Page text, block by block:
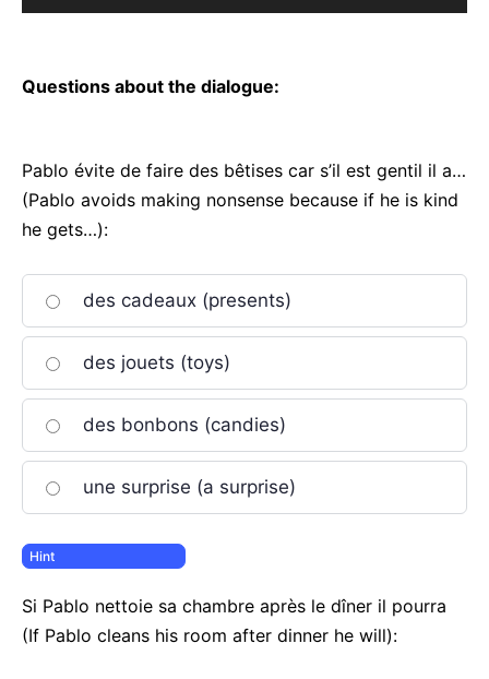
Player
Questions about the dialogue:
Pablo évite de faire des bêtises car s’il est gentil il a…
(Pablo avoids making nonsense because if he is kind
he gets…):
des cadeaux (presents)
des jouets (toys)
des bonbons (candies)
une surprise (a surprise)
Si Pablo nettoie sa chambre après le dîner il pourra
(If Pablo cleans his room after dinner he will):